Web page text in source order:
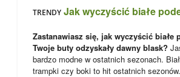
TRENDY Jak wyczyścić białe
Zastanawiasz się, jak wyczyścić białe
Twoje buty odzyskały dawny blask?
bardzo modne w ostatnich sezonach.
trampki czy boki to hit ostatnich